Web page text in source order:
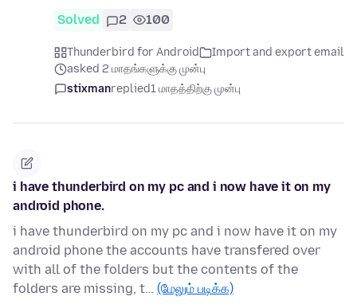
Solved 2 100
Thunderbird for Android
Import and export email
asked 2 மாதங்களுக்கு முன்பு
stixmanreplied1 மாதத்திற்கு முன்பு
i have thunderbird on my pc and i now have it on my
android phone.
i have thunderbird on my pc and i now have it on my
android phone the accounts have transfered over
with all of the folders but the contents of the
folders are missing, t… (மேலும் படிக்க)